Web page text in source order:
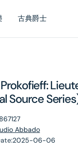
古典爵士
Source
Abbado
2025-06-06